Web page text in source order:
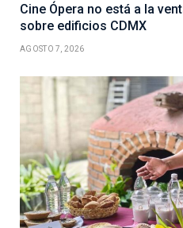
Cine Ópera no está a la
sobre edificios CDMX
AGOSTO 7, 2026